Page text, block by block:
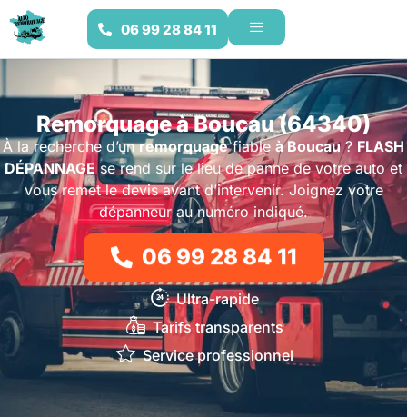
06 99 28 84 11
Remorquage à Boucau (64340)
À la recherche d’unremorquagefiable à Boucau? FLASH
DÉPANNAGE se rend sur le lieu de panne de votre auto et
vous remet le devis avant d’intervenir. Joignez votre
dépanneur au numéro indiqué.
06 99 28 84 11
Ultra-rapide
Tarifs transparents
Service professionnel